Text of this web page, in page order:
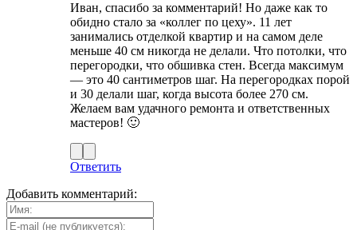
Иван, спасибо за комментарий! Но даже как то
обидно стало за «коллег по цеху». 11 лет
занимались отделкой квартир и на самом деле
меньше 40 см никогда не делали. Что потолки, что
перегородки, что обшивка стен. Всегда максимум
— это 40 сантиметров шаг. На перегородках порой
и 30 делали шаг, когда высота более 270 см.
Желаем вам удачного ремонта и ответственных
мастеров! 🙂
Ответить
Добавить комментарий: